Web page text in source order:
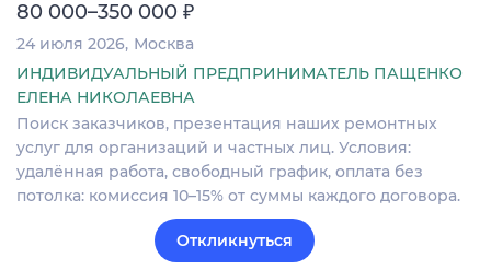
80 000–350 000 ₽
24 июля 2026 Москва
ИНДИВИДУАЛЬНЫЙ ПРЕДПРИНИМАТЕЛЬ ПАЩЕНКО
ЕЛЕНА НИКОЛАЕВНА
Поиск заказчиков, презентация наших ремонтных
услуг для организаций и частных лиц. Условия:
удалённая работа, свободный график, оплата без
потолка: комиссия 10–15% от суммы каждого договора.
Откликнуться